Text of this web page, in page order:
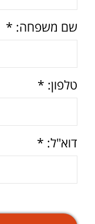
שם משפחה: *
טלפון: *
דוא"ל: *